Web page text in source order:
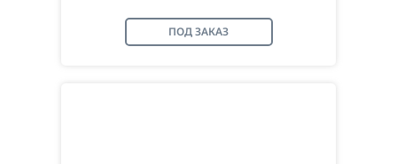
ПОД ЗАКАЗ